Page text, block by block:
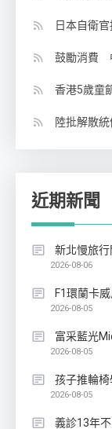
日本自衛
鼓勵消費
香港5歲童
陸批解散
近期新聞
新北慢旅
2026-08-06
F1環蘭卡
2026-08-05
富采藍光
2026-08-05
孩子推輪
2026-08-05
義診13年